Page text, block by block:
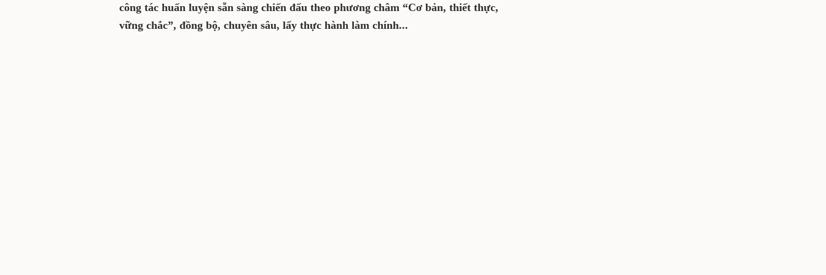
công tác huấn luyện sẵn sàng chiến đấu theo phương châm “Cơ bản, thiết thực,
vững chắc”, đồng bộ, chuyên sâu, lấy thực hành làm chính...